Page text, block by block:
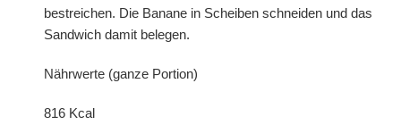
bestreichen. Die Banane in Scheiben schneiden und das
Sandwich damit belegen.
Nährwerte (ganze Portion)
816 Kcal